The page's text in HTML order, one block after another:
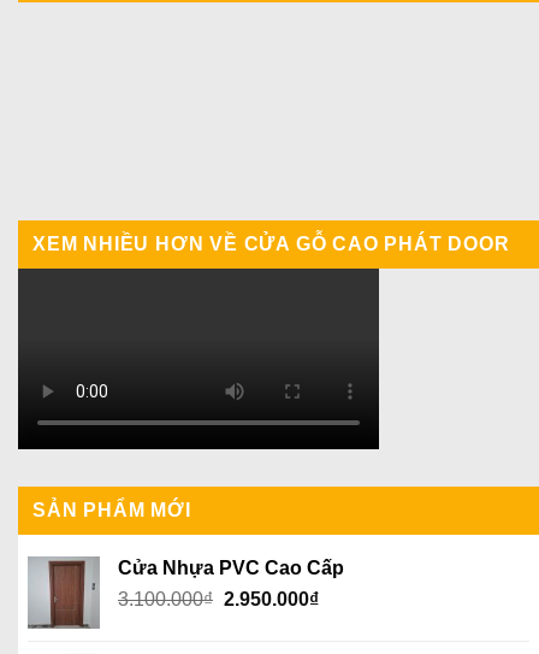
XEM NHIỀU HƠN VỀ CỬA GỖ CAO PHÁT DOOR
SẢN PHẨM MỚI
Cửa Nhựa PVC Cao Cấp
3.100.000₫ Giá
2.950.000₫Giá